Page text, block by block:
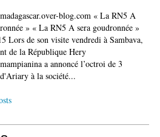
blog.com « La RN5 A
» « La RN5 A sera goudronnée »
Lors de son visite vendredi à Sambava,
de la République Hery
a annoncé l’octroi de 3
à la société...